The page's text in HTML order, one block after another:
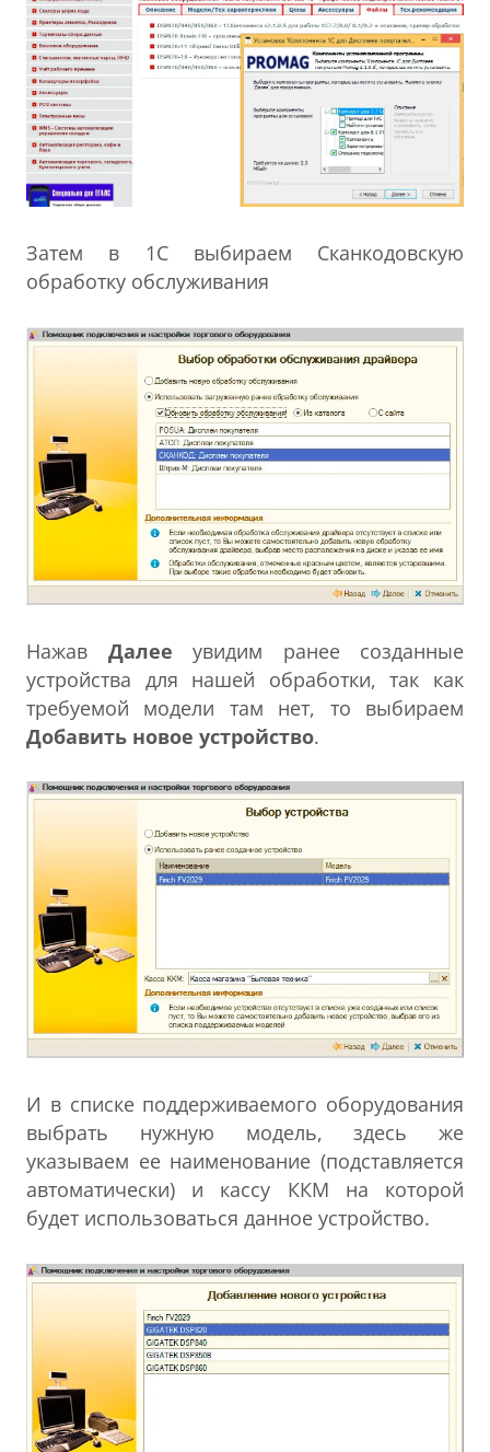
Затем в 1С выбираем Сканкодовскую
обработку обслуживания
Нажав Далее увидим ранее созданные
устройства для нашей обработки, так как
требуемой модели там нет, то выбираем
Добавить новое устройство.
И в списке поддерживаемого оборудования
выбрать нужную модель, здесь же
указываем ее наименование (подставляется
автоматически) и кассу ККМ на которой
будет использоваться данное устройство.